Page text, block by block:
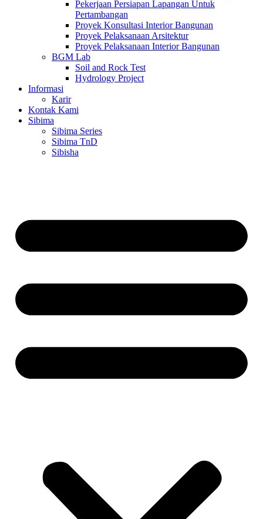
Pekerjaan Persiapan Lapangan Untuk
Pertambangan
Proyek Konsultasi Interior Bangunan
Proyek Pelaksanaan Arsitektur
Proyek Pelaksanaan Interior Bangunan
BGM Lab
Soil and Rock Test
Hydrology Project
Informasi
Karir
Kontak Kami
Sibima
Sibima Series
Sibima TnD
Sibisha